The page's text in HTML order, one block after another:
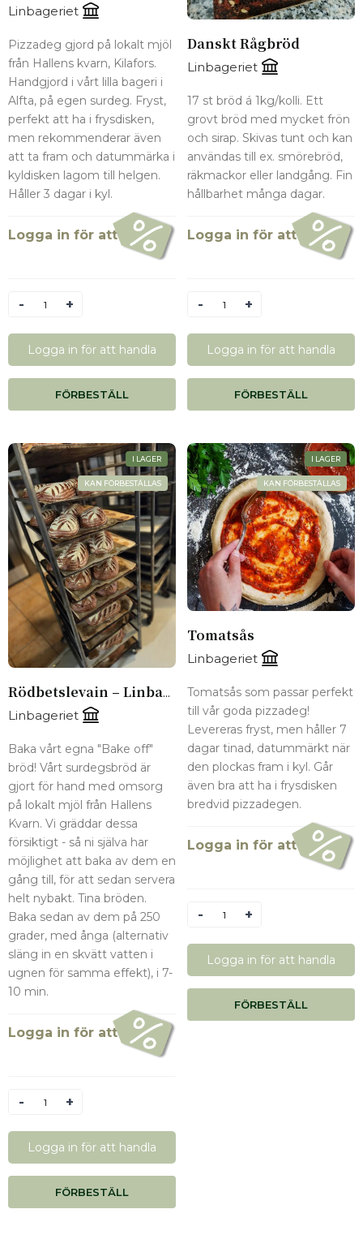
Linbageriet
Pizzadeg gjord på lokalt mjöl
från Hallens kvarn, Kilafors.
Handgjord i vårt lilla bageri i
Alfta, på egen surdeg. Fryst,
perfekt att ha i frysdisken,
men rekommenderar även
att ta fram och datummärka i
kyldisken lagom till helgen.
Håller 3 dagar i kyl.
Logga in för att se pris
Antal
Logga in för att handla
FÖRBESTÄLL
Danskt Rågbröd
Linbageriet
17 st bröd á 1kg/kolli. Ett
grovt bröd med mycket frön
och sirap. Skivas tunt och kan
användas till ex. smörebröd,
räkmackor eller landgång. Fin
hållbarhet många dagar.
Logga in för att se pris
Antal
Logga in för att handla
FÖRBESTÄLL
KAN FÖRBESTÄLLAS
I LAGER
Rödbetslevain – Linbageriets Bake Off
Linbageriet
Baka vårt egna "Bake off"
bröd! Vårt surdegsbröd är
gjort för hand med omsorg
på lokalt mjöl från Hallens
Kvarn. Vi gräddar dessa
försiktigt - så ni själva har
möjlighet att baka av dem en
gång till, för att sedan servera
helt nybakt. Tina bröden.
Baka sedan av dem på 250
grader, med ånga (alternativ
släng in en skvätt vatten i
ugnen för samma effekt), i 7-
10 min.
Logga in för att se pris
Antal
Logga in för att handla
FÖRBESTÄLL
KAN FÖRBESTÄLLAS
I LAGER
Tomatsås
Linbageriet
Tomatsås som passar perfekt
till vår goda pizzadeg!
Levereras fryst, men håller 7
dagar tinad, datummärkt när
den plockas fram i kyl. Går
även bra att ha i frysdisken
bredvid pizzadegen.
Logga in för att se pris
Antal
Logga in för att handla
FÖRBESTÄLL